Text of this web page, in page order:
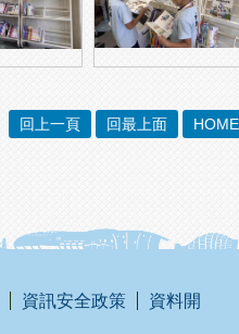
回上一頁 回最上面 HOME
資訊安全政策
資料開